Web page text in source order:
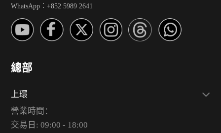
WhatsApp︰+852 5989 2641
總部
上環
營業時間：
交易日: 09:00 - 18:00